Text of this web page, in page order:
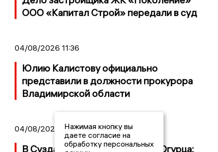
ООО «Капитал Строй» передали в суд
04/08/2026 11:36
Юлию Калистову официально
представили в должности прокурора
Владимирской области
04/08/2026 09:01
В Суздале прошёл Фестиваль Огурца:
Нажимая кнопку вы
даете согласие на
обработку персональных